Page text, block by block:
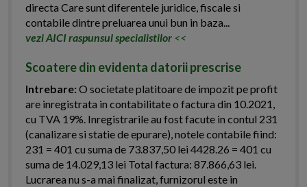
directa Care sunt diferentele juridice, fiscale si
contabile dintre preluarea unui bun in baza...
vezi AICI raspunsul specialistilor <<
Scoatere din evidenta datorii prescrise
Intrebare:O societate platitoare de impozit pe profit
are inregistrata in contabilitate o factura din 10.2021,
cu TVA 19%. Inregistrarile au fost facute in contul 231
(canalizare si statie de epurare), notele contabile fiind:
231 = 401 cu suma de 73.837,50 lei 4428.26 = 401 cu
suma de 14.029,13 lei Total factura: 87.866,63 lei.
Lucrarea nu s-a mai finalizat, furnizorul este in